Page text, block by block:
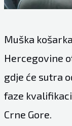
Muška
Hercegovine
gdje će sutra
faze
Crne Gore.